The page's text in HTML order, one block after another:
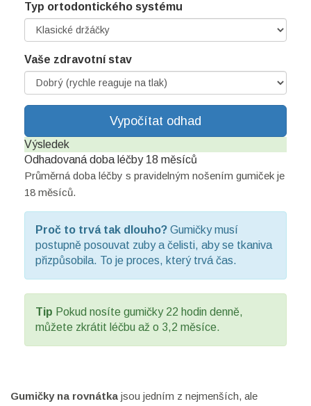
Typ ortodontického systému
Vaše zdravotní stav
Vypočítat odhad
Výsledek
Odhadovaná doba léčby 18 měsíců
Průměrná doba léčby s pravidelným nošením gumiček je
18 měsíců.
Proč to trvá tak dlouho? Gumičky musí
postupně posouvat zuby a čelisti, aby se tkaniva
přizpůsobila. To je proces, který trvá čas.
Tip Pokud nosíte gumičky 22 hodin denně,
můžete zkrátit léčbu až o 3,2 měsíce.
Gumičky na rovnátka jsou jedním z nejmenších, ale